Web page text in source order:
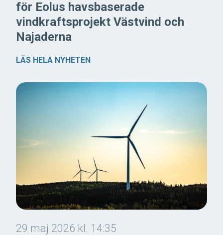
för Eolus havsbaserade
vindkraftsprojekt Västvind och
Najaderna
LÄS HELA NYHETEN
29 maj 2026 kl. 14:35